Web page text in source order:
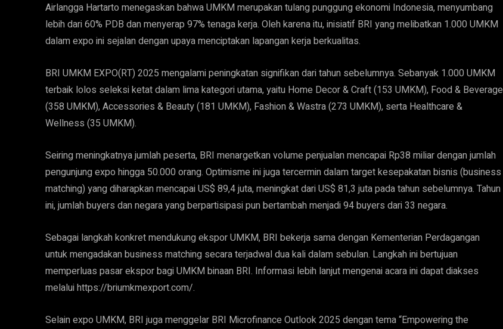
Airlangga Hartarto menegaskan bahwa UMKM merupakan tulang punggung ekonomi Indonesia, menyumbang
lebih dari 60% PDB dan menyerap 97% tenaga kerja. Oleh karena itu, inisiatif BRI yang melibatkan 1.000 UMKM
dalam expo ini sejalan dengan upaya menciptakan lapangan kerja berkualitas.
BRI UMKM EXPO(RT) 2025 mengalami peningkatan signifikan dari tahun sebelumnya. Sebanyak 1.000 UMKM
terbaik lolos seleksi ketat dalam lima kategori utama, yaitu Home Decor & Craft (153 UMKM), Food & Beverage
(358 UMKM), Accessories & Beauty (181 UMKM), Fashion & Wastra (273 UMKM), serta Healthcare &
Wellness (35 UMKM).
Seiring meningkatnya jumlah peserta, BRI menargetkan volume penjualan mencapai Rp38 miliar dengan jumlah
pengunjung expo hingga 50.000 orang. Optimisme ini juga tercermin dalam target kesepakatan bisnis (business
matching) yang diharapkan mencapai US$ 89,4 juta, meningkat dari US$ 81,3 juta pada tahun sebelumnya. Tahun
ini, jumlah buyers dan negara yang berpartisipasi pun bertambah menjadi 94 buyers dari 33 negara.
Sebagai langkah konkret mendukung ekspor UMKM, BRI bekerja sama dengan Kementerian Perdagangan
untuk mengadakan business matching secara terjadwal dua kali dalam sebulan. Langkah ini bertujuan
memperluas pasar ekspor bagi UMKM binaan BRI. Informasi lebih lanjut mengenai acara ini dapat diakses
melalui https://briumkmexport.com/.
Selain expo UMKM, BRI juga menggelar BRI Microfinance Outlook 2025 dengan tema “Empowering the